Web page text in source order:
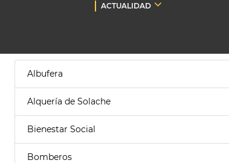
ACTUALIDAD
Albufera
Alquería de Solache
Bienestar Social
Bomberos